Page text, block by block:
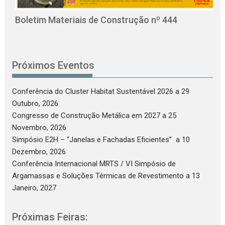
Boletim Materiais de Construção nº 444
Próximos Eventos
Conferência do Cluster Habitat Sustentável 2026 a 29
Outubro, 2026
Congresso de Construção Metálica em 2027 a 25
Novembro, 2026
Simpósio E2H – “Janelas e Fachadas Eficientes” a 10
Dezembro, 2026
Conferência Internacional MRTS / VI Simpósio de
Argamassas e Soluções Térmicas de Revestimento a 13
Janeiro, 2027
Próximas Feiras: